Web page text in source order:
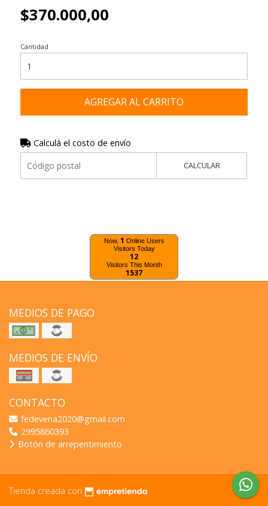
$370.000,00
Cantidad
AGREGAR AL CARRITO
Calculá el costo de envío
CALCULAR
Now, 1 Online Users
Visitors Today
12
Visitors This Month
1537
MEDIOS DE PAGO
MEDIOS DE ENVÍO
CONTACTO
fedevena2020@gmail.com
2995860393
Botón de arrepentimiento
Tienda creada con